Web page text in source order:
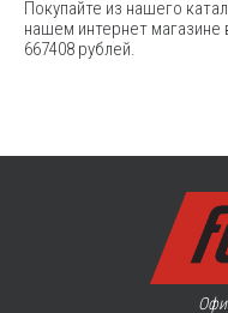
Покупайте из нашего
нашем интернет магазине
667408 рублей.